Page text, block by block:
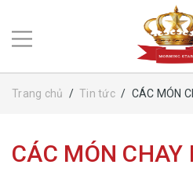
Trang chủ / Tin tức / CÁC MÓN
CÁC MÓN CHAY